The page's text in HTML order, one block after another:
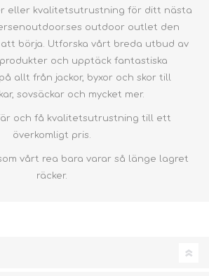
eller kvalitetsutrustning för ditt nästa
outdoor outlet den
börja. Utforska vårt breda utbud av
och upptäck fantastiska
allt från jackor, byxor och skor till
sovsäckar och mycket mer.
och få kvalitetsutrustning till ett
överkomligt pris.
vårt rea bara varar så länge lagret
räcker.